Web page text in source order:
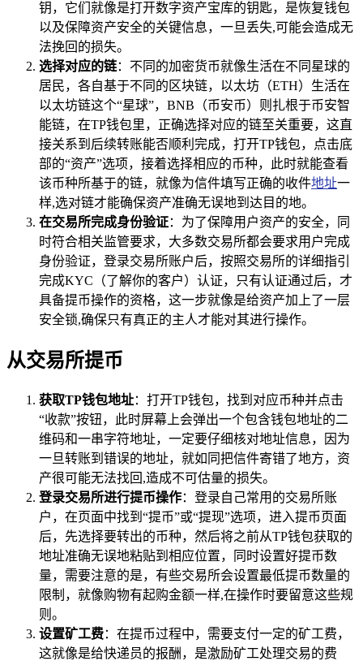
钥，它们就像是打开数字资产宝库的钥匙，是恢复钱包
以及保障资产安全的关键信息，一旦丢失,可能会造成无
法挽回的损失。
选择对应的链：不同的加密货币就像生活在不同星球的
居民，各自基于不同的区块链，以太坊（ETH）生活在
以太坊链这个“星球”，BNB（币安币）则扎根于币安智
能链，在TP钱包里，正确选择对应的链至关重要，这直
接关系到后续转账能否顺利完成，打开TP钱包，点击底
部的“资产”选项，接着选择相应的币种，此时就能查看
该币种所基于的链，就像为信件填写正确的收件地址一
样,选对链才能确保资产准确无误地到达目的地。
在交易所完成身份验证：为了保障用户资产的安全，同
时符合相关监管要求，大多数交易所都会要求用户完成
身份验证，登录交易所账户后，按照交易所的详细指引
完成KYC（了解你的客户）认证，只有认证通过后，才
具备提币操作的资格，这一步就像是给资产加上了一层
安全锁,确保只有真正的主人才能对其进行操作。
从交易所提币
获取TP钱包地址：打开TP钱包，找到对应币种并点击
“收款”按钮，此时屏幕上会弹出一个包含钱包地址的二
维码和一串字符地址，一定要仔细核对地址信息，因为
一旦转账到错误的地址，就如同把信件寄错了地方，资
产很可能无法找回,造成不可估量的损失。
登录交易所进行提币操作：登录自己常用的交易所账
户，在页面中找到“提币”或“提现”选项，进入提币页面
后，先选择要转出的币种，然后将之前从TP钱包获取的
地址准确无误地粘贴到相应位置，同时设置好提币数
量，需要注意的是，有些交易所会设置最低提币数量的
限制，就像购物有起购金额一样,在操作时要留意这些规
则。
设置矿工费：在提币过程中，需要支付一定的矿工费，
这就像是给快递员的报酬，是激励矿工处理交易的费